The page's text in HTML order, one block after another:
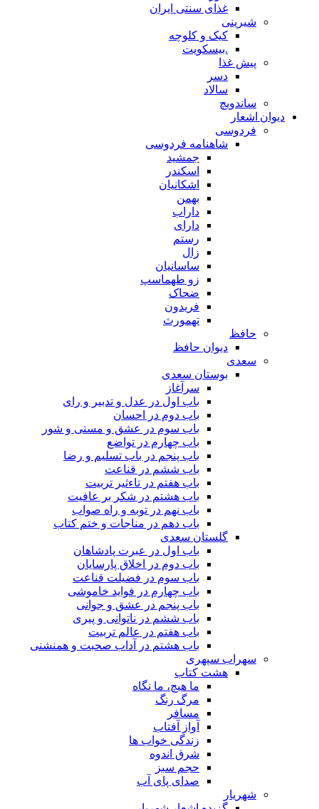
غذای سنتی ایران
شیرینی
کیک و کلوچه
.بیسکویت
پیش غذا
دسر
سالاد
ساندویچ
دیوان اشعار
فردوسی
شاهنامه فردوسی
جمشید
اسکندر
اشکانیان
بهمن
داراب
دارای
رستم
زال
ساسانیان
زو طهماسپ‏
ضحاک
فریدون
تهمورث
حافظ
دیوان حافظ
سعدی
بوستان سعدی
سرآغاز
باب اول در عدل و تدبیر و رای
باب دوم در احسان
باب سوم در عشق و مستی و شور
باب چهارم در تواضع
باب پنجم در باب تسلیم و رضا
باب ششم در قناعت
باب هفتم در تاءثیر تربیت
باب هشتم در شکر بر عافیت
باب نهم در توبه و راه صواب
باب دهم در مناجات و ختم کتاب
گلستان سعدی
باب اول در عبرت پادشاهان
باب دوم در اخلاق پارسایان
باب سوم در فضیلت قناعت
باب چهارم در فواید خاموشى
باب پنجم در عشق و جوانى
باب ششم در ناتوانى و پیرى
باب هفتم در عالم تربیت
باب هشتم در آداب صحبت و همنشنى
سهراب سپهری
هشت کتاب
ما هیچ، ما نگاه
مرگ رنگ
مسافر
آواز آفتاب
زندگی خواب ها
شرق اندوه
حجم سبز
صدای پای آب
شهریار